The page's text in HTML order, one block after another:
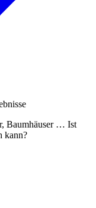
Baumhäuser … Ist
kann?